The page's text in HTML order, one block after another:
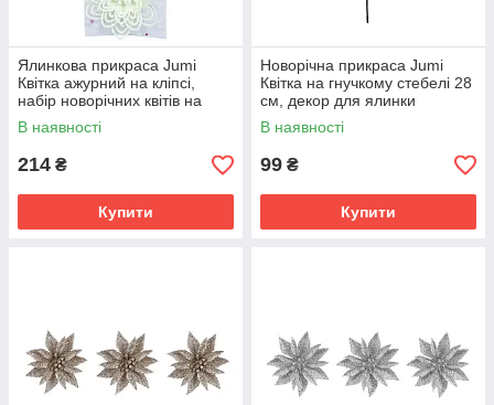
Ялинкова прикраса Jumi
Квітка ажурний на кліпсі,
набір новорічних квітів на
ялинку 3 шт., 10 см, Білий
В наявності
214 ₴
Купити
Новорічна прикраса Jumi
Квітка на гнучкому стебелі 28
см, декор для ялинки
новорічні квіти, Сріблястий
В наявності
99 ₴
Купити